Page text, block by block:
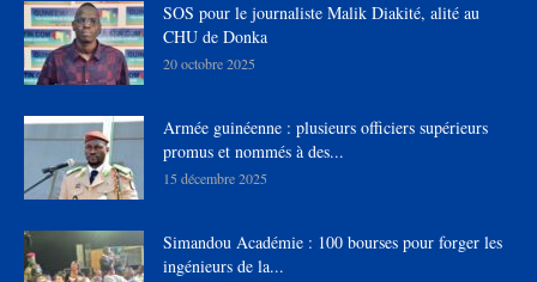
SOS pour le journaliste Malik Diakité, alité au
CHU de Donka
20 octobre 2025
Armée guinéenne : plusieurs officiers supérieurs
promus et nommés à des...
15 décembre 2025
Simandou Académie : 100 bourses pour forger les
ingénieurs de la...